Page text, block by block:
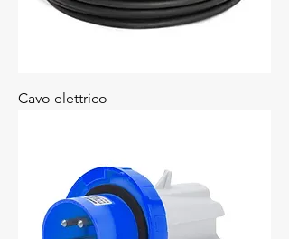
Cavo elettrico